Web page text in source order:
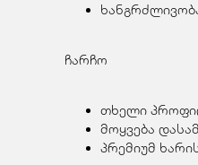
ჩარჩო
თხელი
მოყვება
პრემიუმ